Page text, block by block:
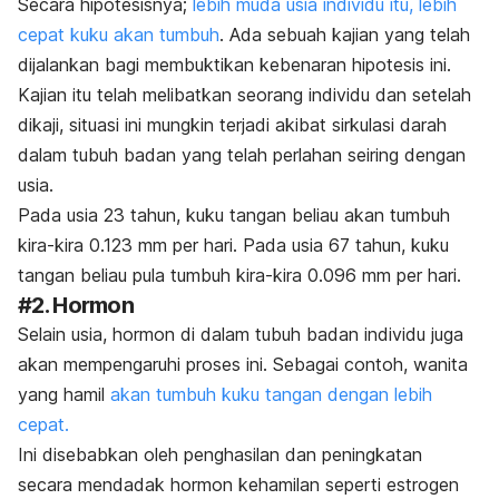
cepat kuku akan tumbuh. Ada sebuah kajian yang telah
dijalankan bagi membuktikan kebenaran hipotesis ini.
Kajian itu telah melibatkan seorang individu dan setelah
dikaji, situasi ini mungkin terjadi akibat sirkulasi darah
dalam tubuh badan yang telah perlahan seiring dengan
usia.
Pada usia 23 tahun, kuku tangan beliau akan tumbuh
kira-kira 0.123 mm per hari. Pada usia 67 tahun, kuku
tangan beliau pula tumbuh kira-kira 0.096 mm per hari.
#2. Hormon
Selain usia, hormon di dalam tubuh badan individu juga
akan mempengaruhi proses ini. Sebagai contoh, wanita
yang hamil akan tumbuh kuku tangan dengan lebih
cepat.
Ini disebabkan oleh penghasilan dan peningkatan
secara mendadak hormon kehamilan seperti estrogen